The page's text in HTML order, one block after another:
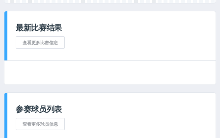
最新比赛结果
查看更多比赛信息
参赛球员列表
查看更多球员信息